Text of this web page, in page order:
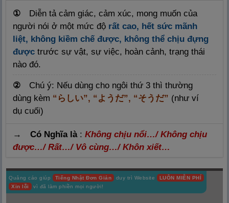
① Diễn tả cảm giác, cảm xúc, mong muốn của
người nói ở một mức độ rất cao, hết sức mãnh
liệt, không kiềm chế được, không thể chịu đựng
đượctrước sự vật, sự việc, hoàn cảnh, trạng thái
nào đó.
② Chú ý: Nếu dùng cho ngôi thứ 3 thì thường
dùng kèm “らしい”, “ようだ”, “そうだ” (như ví
dụ cuối)
→ Có Nghĩa là: Không chịu nổi…/ Không chịu
được…/ Rất…/ Vô cùng…/ Khôn xiết…
Quảng cáo giúp Tiếng Nhật Đơn Giản duy trì Website
LUÔN MIỄN PHÍ
Xin lỗi
vì đã làm phiền mọi người!